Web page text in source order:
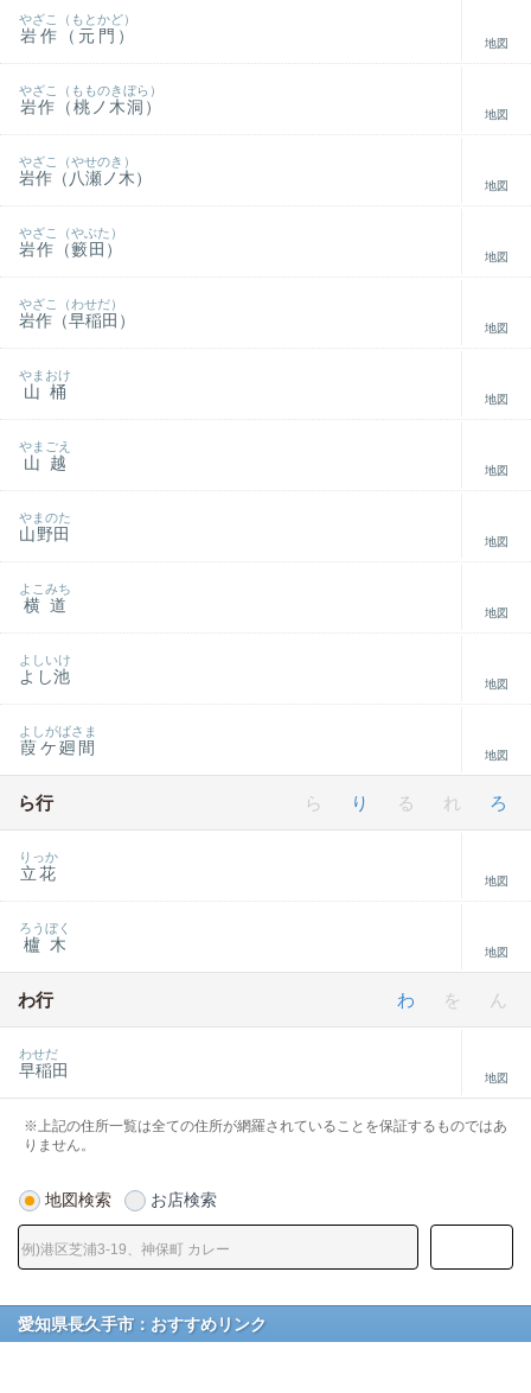
岩作（元門）
やざこ（もとかど）
地図
岩作（桃ノ木洞）
やざこ（もものきぼら）
地図
岩作（八瀬ノ木）
やざこ（やせのき）
地図
岩作（籔田）
やざこ（やぶた）
地図
岩作（早稲田）
やざこ（わせだ）
地図
山桶
やまおけ
地図
山越
やまごえ
地図
山野田
やまのた
地図
横道
よこみち
地図
よし池
よしいけ
地図
葭ケ廻間
よしがばさま
地図
ら行 ら り る れ ろ
立花
りっか
地図
櫨木
ろうぼく
地図
わ行 わ を ん
早稲田
わせだ
地図
※上記の住所一覧は全ての住所が網羅されていることを保証するものではあ
りません。
地図検索 お店検索
愛知県長久手市：おすすめリンク